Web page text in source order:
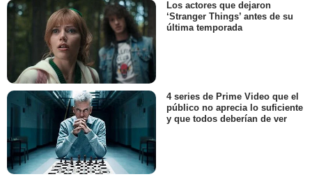
Los actores que dejaron
‘Stranger Things’ antes de su
última temporada
4 series de Prime Video que el
público no aprecia lo suficiente
y que todos deberían de ver